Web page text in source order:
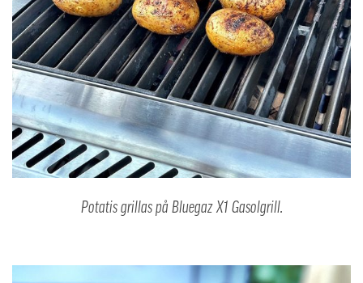
Potatis grillas på Bluegaz X1 Gasolgrill.